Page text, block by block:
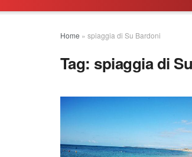
Home » spiaggia di Su Bardoni
Tag: spiaggia di